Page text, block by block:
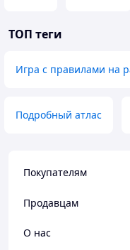
ТОП теги
Игра с правилами на
Подробный атлас
Покупателям
Продавцам
О нас